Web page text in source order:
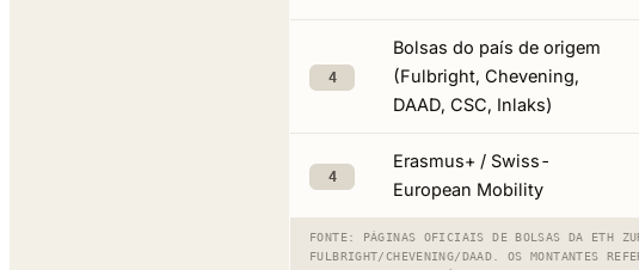
4
Bolsas do país de origem
(Fulbright, Chevening,
DAAD, CSC, Inlaks)
4
Erasmus+ / Swiss-
European Mobility
FONTE: PÁGINAS OFICIAIS DE BOLSAS DA ETH
FULBRIGHT/CHEVENING/DAAD. OS MONTANTES